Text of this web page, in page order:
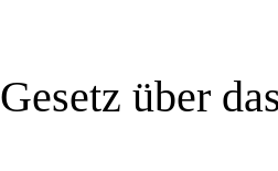
Gesetz über